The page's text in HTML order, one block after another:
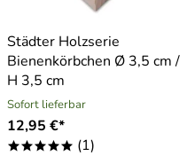
Städter Holzserie
Bienenkörbchen Ø 3,5 cm /
H 3,5 cm
Sofort lieferbar
12,95 €*
***** (1)